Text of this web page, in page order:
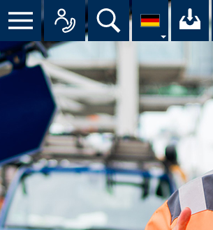
Menü Alle Suche